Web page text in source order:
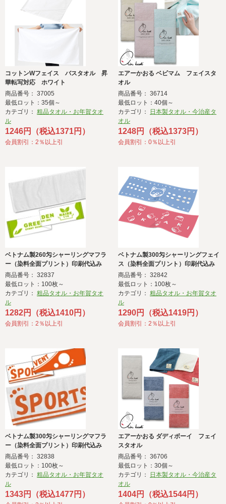
コットンWフェイス バスタオル 昇
華転写対応 ホワイト
商品番号： 37005
最低ロット：35個～
カテゴリ： 粗品タオル・お年賀タオ
ル
1246円（税込1371円）
会員割引：2％以上引
エアーかおる ベビマム フェイスタ
オル
商品番号： 36714
最低ロット：40個～
カテゴリ：
日本製タオル・今治産タ
オル
1248円（税込1373円）
会員割引：0％以上引
ベトナム製260匁シャーリングマフラ
ー（染料全面プリント）印刷代込み
商品番号： 32837
最低ロット：100枚～
カテゴリ： 粗品タオル・お年賀タオ
ル
1282円（税込1410円）
会員割引：2％以上引
ベトナム製300匁シャーリングフェイ
ス（染料全面プリント）印刷代込み
商品番号： 32842
最低ロット：100枚～
カテゴリ： 粗品タオル・お年賀タオ
ル
1290円（税込1419円）
会員割引：2％以上引
ベトナム製300匁シャーリングマフラ
ー（染料全面プリント）印刷代込み
商品番号： 32838
最低ロット：100枚～
カテゴリ： 粗品タオル・お年賀タオ
ル
1343円（税込1477円）
エアーかおる ダディボーイ フェイ
スタオル
商品番号： 36706
最低ロット：30個～
カテゴリ：
日本製タオル・今治産タ
オル
1404円（税込1544円）